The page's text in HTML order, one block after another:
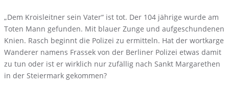
„Dem Kroisleitner sein Vater“ ist tot. Der 104 jährige wurde am
Toten Mann gefunden. Mit blauer Zunge und aufgeschundenen
Knien. Rasch beginnt die Polizei zu ermitteln. Hat der wortkarge
Wanderer namens Frassek von der Berliner Polizei etwas damit
zu tun oder ist er wirklich nur zufällig nach Sankt Margarethen
in der Steiermark gekommen?